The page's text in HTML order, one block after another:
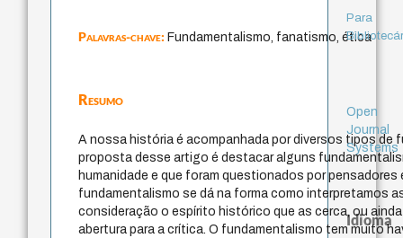
Palavras-chave:Fundamentalismo, fanatismo, ética
Resumo
A nossa história é acompanhada por diversos tipos de
proposta desse artigo é destacar alguns
humanidade e que foram questionados por
fundamentalismo se dá na forma como interpretamos
consideração o espírito histórico que as cerca, ou
abertura para a crítica. O fundamentalismo tem muito
Para
Open
Journal
Systems
Idioma